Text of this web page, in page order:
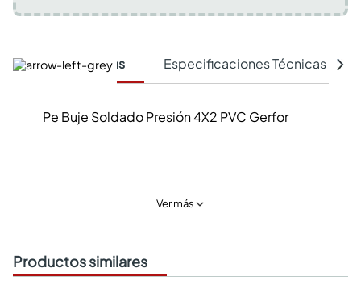
Características Especificaciones Técnicas
Pe Buje Soldado Presión 4X2 PVC Gerfor
Ver más
Productos similares